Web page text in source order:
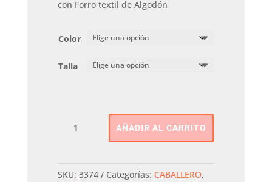
con Forro textil de Algodón
Color
Talla
LUCA
AÑADIR AL CARRITO
SKU: 3374 Categorías: CABALLERO,